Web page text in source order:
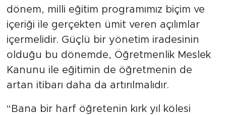
dönem, milli eğitim programımız biçim ve
içeriği ile gerçekten ümit veren açılımlar
içermelidir. Güçlü bir yönetim iradesinin
olduğu bu dönemde, Öğretmenlik Meslek
Kanunu ile eğitimin de öğretmenin de
artan itibarı daha da artırılmalıdır.
“Bana bir harf öğretenin kırk yıl kölesi